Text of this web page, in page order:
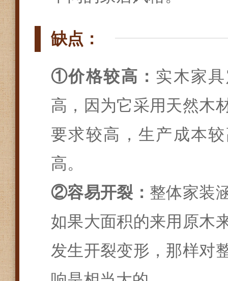
缺点：
①价格较高： 实木家
高，因为它采用天然木
要求较高，生产成本
高。
②容易开裂： 整体家装
如果大面积的来用原木
发生开裂变形，那样对